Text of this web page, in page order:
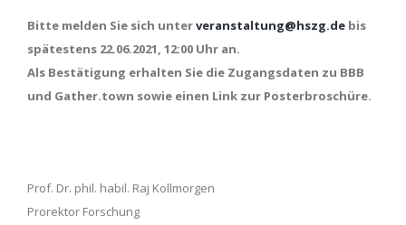
Bitte melden Sie sich unterveranstaltung@hszg.de bis
spätestens 22.06.2021, 12:00 Uhr an.
Als Bestätigung erhalten Sie die Zugangsdaten zu BBB
und Gather.town sowie einen Link zur Posterbroschüre.
Prof. Dr. phil. habil. Raj Kollmorgen
Prorektor Forschung